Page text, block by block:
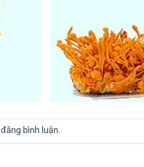
đăng bình luận.